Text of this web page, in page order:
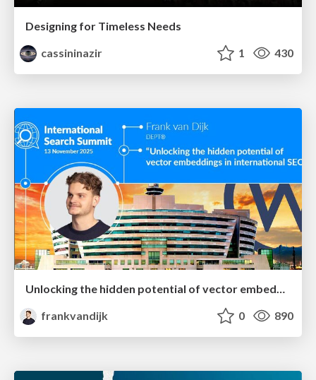
Designing for Timeless Needs
cassininazir
1 430
Unlocking the hidden potential of vector embeddings in international SEO
frankvandijk
0 890